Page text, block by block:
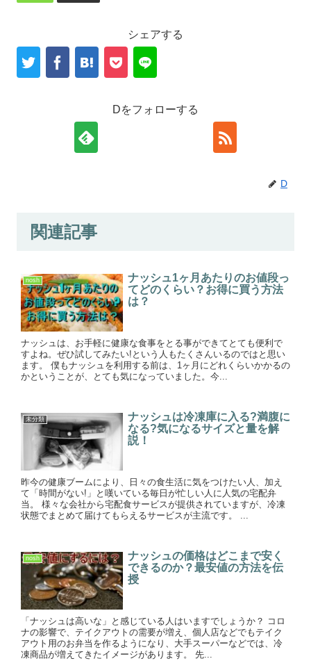
シェアする
Dをフォローする
D
関連記事
nosh
ナッシュ1ヶ月あたりのお値段っ
てどのくらい？お得に買う方法
は？
ナッシュは、お手軽に健康な食事をとる事ができてとても便利で
すよね。ぜひ試してみたい!という人もたくさんいるのではと思い
ます。 僕もナッシュを利用する前は、1ヶ月にどれくらいかかるの
かということが、とても気になっていました。今...
未分類
ナッシュは冷凍庫に入る?満腹に
なる?気になるサイズと量を解
説！
昨今の健康ブームにより、日々の食生活に気をつけたい人、加え
て「時間がない!」と嘆いている毎日が忙しい人に人気の宅配弁
当。 様々な会社から宅配食サービスが提供されていますが、冷凍
状態でまとめて届けてもらえるサービスが主流です。 ...
nosh
ナッシュの価格はどこまで安く
できるのか？最安値の方法を伝
授
「ナッシュは高いな」と感じている人はいますでしょうか？ コロ
ナの影響で、テイクアウトの需要が増え、個人店などでもテイク
アウト用のお弁当を作るようになり、大手スーパーなどでは、冷
凍商品が増えてきたイメージがあります。 先...